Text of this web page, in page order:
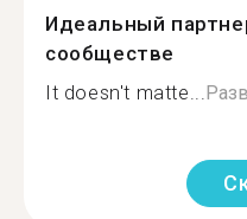
Идеальный
сообществе
It doesn't matte...